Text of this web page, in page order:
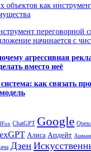
объектов как
переговорной
начинается с
агрессивная
вместо неё
как связать
ChatGPT Google
Алиса Апдейт
Дзен